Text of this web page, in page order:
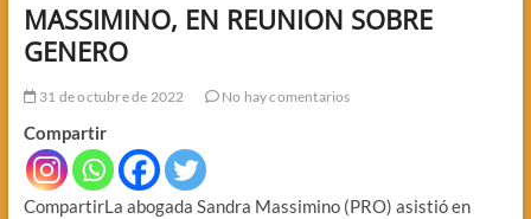
MASSIMINO, EN REUNION SOBRE
GENERO
31 de octubre de 2022 No hay comentarios
Compartir
CompartirLa abogada Sandra Massimino (PRO) asistió en